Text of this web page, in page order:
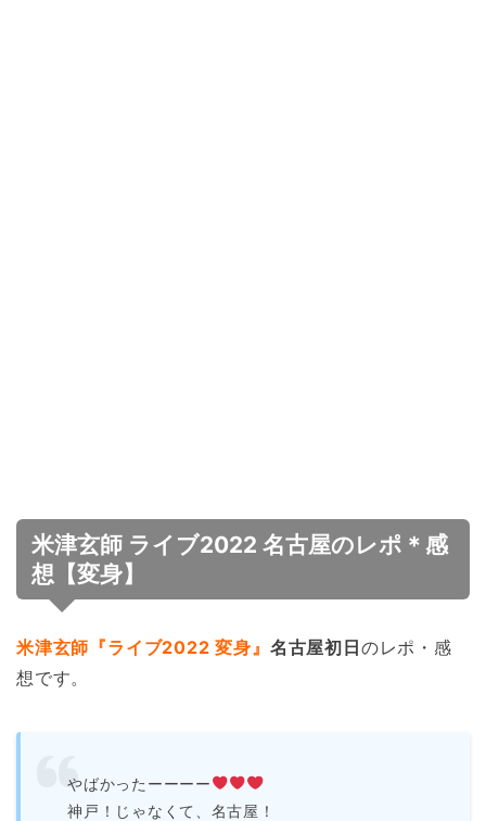
米津玄師 ライブ2022 名古屋のレポ＊感
想【変身】
米津玄師『ライブ2022 変身』 名古屋初日のレポ・感
想です。
やばかったーーーー
神戸！じゃなくて、名古屋！